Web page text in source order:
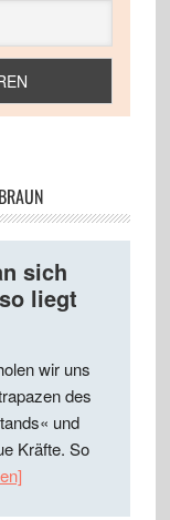
sich
liegt
wir uns
des
und
Kräfte. So